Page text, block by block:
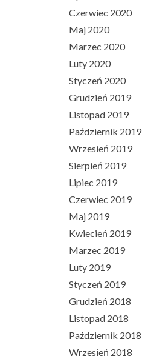
Czerwiec 2020
Maj 2020
Marzec 2020
Luty 2020
Styczeń 2020
Grudzień 2019
Listopad 2019
Październik 2019
Wrzesień 2019
Sierpień 2019
Lipiec 2019
Czerwiec 2019
Maj 2019
Kwiecień 2019
Marzec 2019
Luty 2019
Styczeń 2019
Grudzień 2018
Listopad 2018
Październik 2018
Wrzesień 2018